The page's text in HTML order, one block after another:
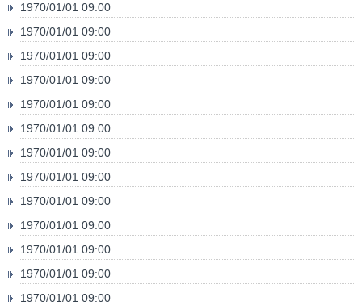
1970/01/01 09:00
1970/01/01 09:00
1970/01/01 09:00
1970/01/01 09:00
1970/01/01 09:00
1970/01/01 09:00
1970/01/01 09:00
1970/01/01 09:00
1970/01/01 09:00
1970/01/01 09:00
1970/01/01 09:00
1970/01/01 09:00
1970/01/01 09:00